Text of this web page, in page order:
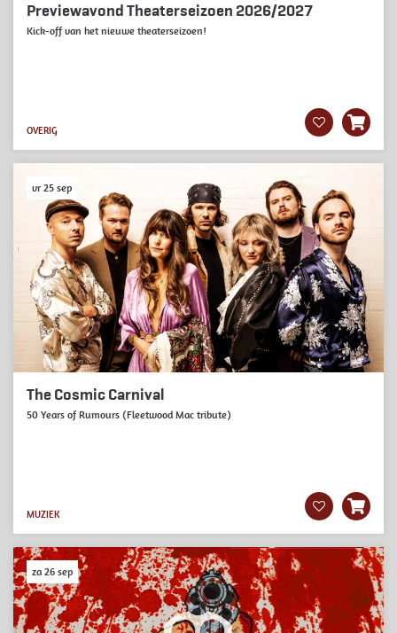
Previewavond Theaterseizoen 2026/2027
Kick-off van het nieuwe theaterseizoen!
OVERIG
The Cosmic Carnival
50 Years of Rumours (Fleetwood Mac tribute)
vr 25 sep
MUZIEK
za 26 sep